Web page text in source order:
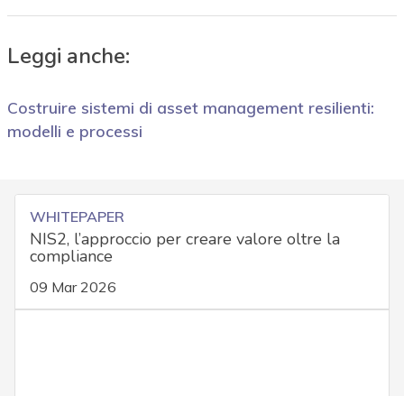
Leggi anche:
Costruire sistemi di asset management resilienti:
modelli e processi
WHITEPAPER
NIS2, l’approccio per creare valore oltre la
compliance
09 Mar 2026